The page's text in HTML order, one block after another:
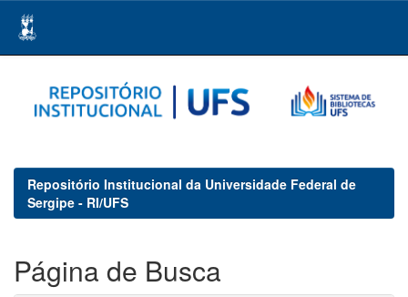
navigation
Repositório Institucional da Universidade Federal de
Sergipe - RI/UFS
Página de Busca